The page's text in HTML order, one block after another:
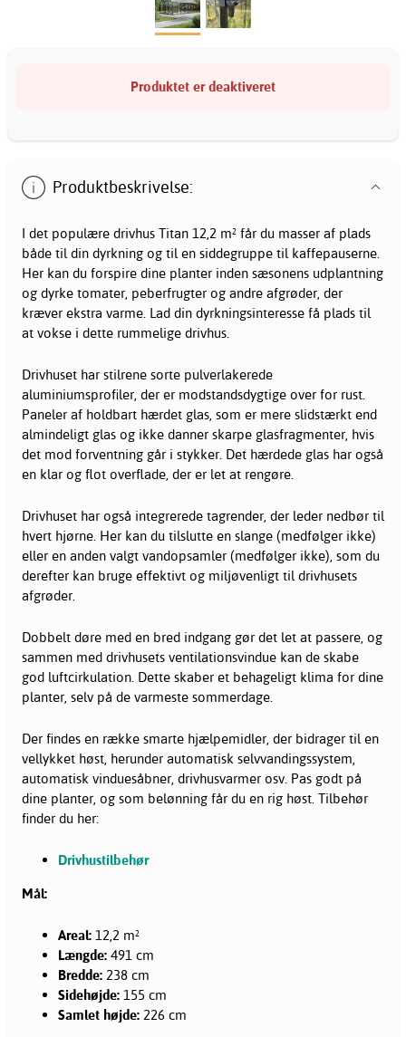
Produktet er deaktiveret
Produktbeskrivelse:
I det populære drivhus Titan 12,2 m² får du masser af plads
både til din dyrkning og til en siddegruppe til kaffepauserne.
Her kan du forspire dine planter inden sæsonens udplantning
og dyrke tomater, peberfrugter og andre afgrøder, der
kræver ekstra varme. Lad din dyrkningsinteresse få plads til
at vokse i dette rummelige drivhus.
Drivhuset har stilrene sorte pulverlakerede
aluminiumsprofiler, der er modstandsdygtige over for rust.
Paneler af holdbart hærdet glas, som er mere slidstærkt end
almindeligt glas og ikke danner skarpe glasfragmenter, hvis
det mod forventning går i stykker. Det hærdede glas har også
en klar og flot overflade, der er let at rengøre.
Drivhuset har også integrerede tagrender, der leder nedbør til
hvert hjørne. Her kan du tilslutte en slange (medfølger ikke)
eller en anden valgt vandopsamler (medfølger ikke), som du
derefter kan bruge effektivt og miljøvenligt til drivhusets
afgrøder.
Dobbelt døre med en bred indgang gør det let at passere, og
sammen med drivhusets ventilationsvindue kan de skabe
god luftcirkulation. Dette skaber et behageligt klima for dine
planter, selv på de varmeste sommerdage.
Der findes en række smarte hjælpemidler, der bidrager til en
vellykket høst, herunder automatisk selvvandingssystem,
automatisk vinduesåbner, drivhusvarmer osv. Pas godt på
dine planter, og som belønning får du en rig høst. Tilbehør
finder du her:
Drivhustilbehør
Mål:
Areal: 12,2 m²
Længde: 491 cm
Bredde: 238 cm
Sidehøjde: 155 cm
Samlet højde: 226 cm